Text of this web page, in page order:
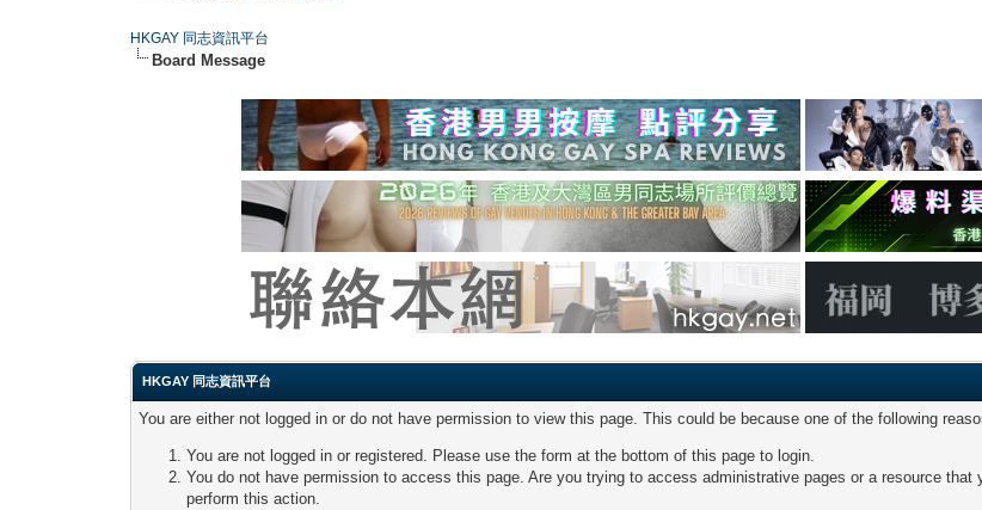
HKGAY 同志資訊平台
Board Message
HKGAY 同志資訊平台
You are either not logged in or do not have permission to view this page. This could be because one of the following
You are not logged in or registered. Please use the form at the bottom of this page to login.
You do not have permission to access this page. Are you trying to access administrative pages or a resource
perform this action.